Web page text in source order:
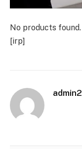
No products found.
[irp]
admin2